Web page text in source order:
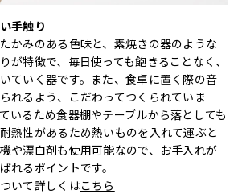
手触り
かみのある色味と、素焼きの器のような
が特徴で、毎日使っても飽きることなく、
ていく器です。また、食卓に置く際の音
れるよう、こだわってつくられていま
いるため食器棚やテーブルから落としても
熱性があるため熱いものを入れて運ぶと
や漂白剤も使用可能なので、お手入れが
れるポイントです。
いて詳しくはこちら